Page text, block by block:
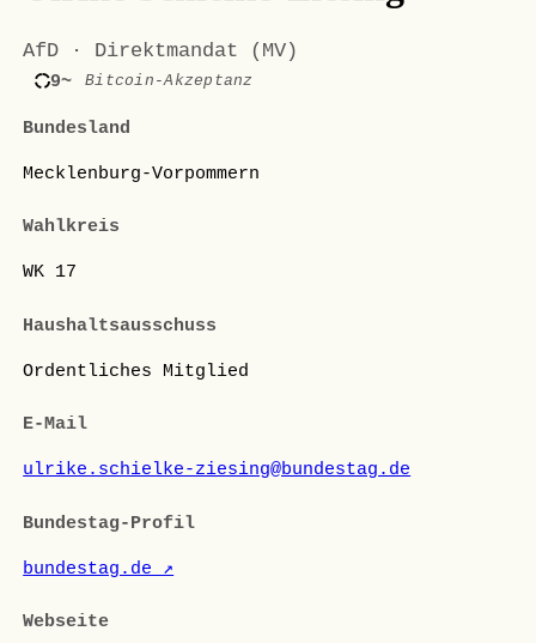
AfD · Direktmandat (MV)
9~ Bitcoin-Akzeptanz
Bundesland
Mecklenburg-Vorpommern
Wahlkreis
WK 17
Haushaltsausschuss
Ordentliches Mitglied
E-Mail
ulrike.schielke-ziesing@bundestag.de
Bundestag-Profil
bundestag.de ↗
Webseite